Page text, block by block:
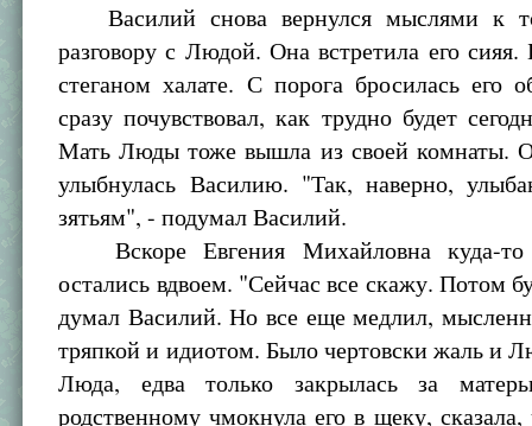
Василий снова вернулся мыслями к
разговору с Людой. Она встретила его
стеганом халате. С порога бросилась его
сразу почувствовал, как трудно будет
Мать Люды тоже вышла из своей комнаты.
улыбнулась Василию. "Так, наверно,
зятьям", - подумал Василий.
Вскоре Евгения Михайловна куда-
остались вдвоем. "Сейчас все скажу. Потом
думал Василий. Но все еще медлил,
тряпкой и идиотом. Было чертовски жаль и
Люда, едва только закрылась за
родственному чмокнула его в щеку, сказала,